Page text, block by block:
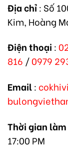
Địa chỉ: Số
Kim, Hoàng
Điện thoại :
816 /0979
Email:
Thời gian
17:00 PM